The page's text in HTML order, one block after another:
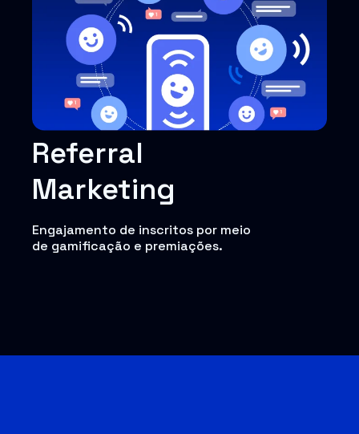
Referral
Marketing
Engajamento de inscritos por meio
de gamificação e premiações.